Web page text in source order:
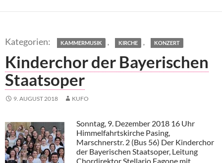
KAMMERMUSIK , KIRCHE , KONZERT
Kinderchor der Bayerischen
Staatsoper
9. AUGUST 2018 KUFO
Sonntag, 9. Dezember 2018 16 Uhr
Himmelfahrtskirche Pasing,
Marschnerstr. 2 (Bus 56) Der Kinderchor
der Bayerischen Staatsoper, Leitung
Chordirektor Stellario Fagone mit